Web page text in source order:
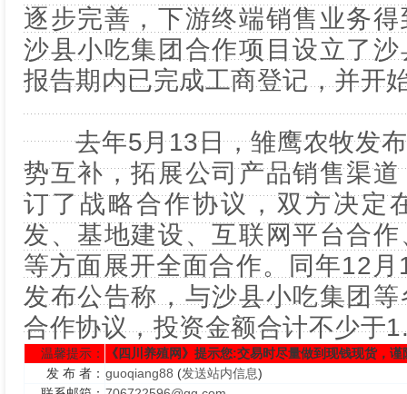
逐步完善，下游终端销售业务
沙县小吃集团合作项目设立了
报告期内已完成工商登记，并开
去年5月13日，雏鹰农牧发布
势互补，拓展公司产品销售渠
订了战略合作协议，双方决定
发、基地建设、互联网平台合
等方面展开全面合作。同年12
发布公告称，与沙县小吃集团
合作协议，投资金额合计不少于
温馨提示：
《四川养殖网》提示您:交易时尽量做到现钱现货，
发 布 者： guoqiang88 (发送站内信息)